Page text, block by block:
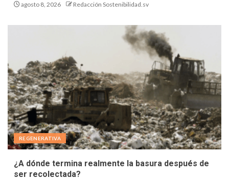
agosto 8, 2026 Redacción Sostenibilidad.sv
REGENERATIVA
¿A dónde termina realmente la basura después de
ser recolectada?